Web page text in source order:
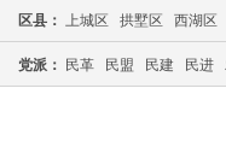
区县： 上城区 拱墅区 西湖区
党派： 民革 民盟 民建 民进